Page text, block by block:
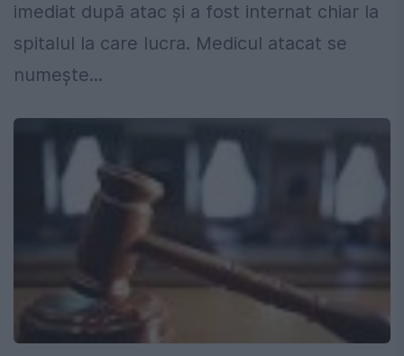
imediat după atac și a fost internat chiar la
spitalul la care lucra. Medicul atacat se
numește...